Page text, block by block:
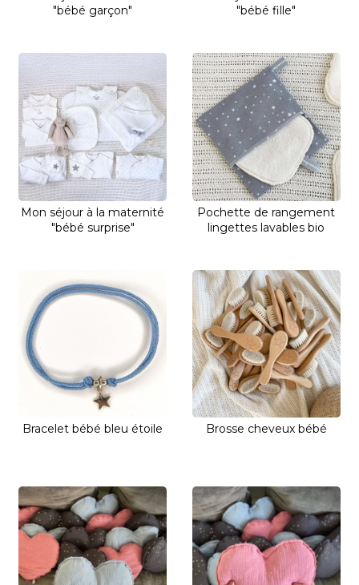
"bébé garçon"
"bébé fille"
Mon séjour à la maternité
"bébé surprise"
Pochette de rangement
lingettes lavables bio
Bracelet bébé bleu étoile Brosse cheveux bébé